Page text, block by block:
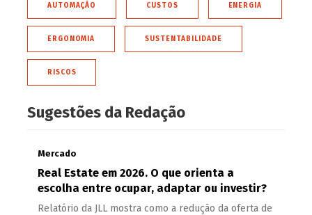
AUTOMAÇÃO CUSTOS ENERGIA
ERGONOMIA SUSTENTABILIDADE
RISCOS
Sugestões da Redação
Mercado
Real Estate em 2026. O que orienta a
escolha entre ocupar, adaptar ou investir?
Relatório da JLL mostra como a redução da oferta de